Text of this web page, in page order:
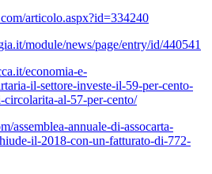
articolo.aspx?id=334240
module/news/page/entry/id/440541
economia-e-
il-settore-investe-il-59-per-cento-
circolarita-al-57-per-cento/
assemblea-annuale-di-assocarta-
il-2018-con-un-fatturato-di-772-